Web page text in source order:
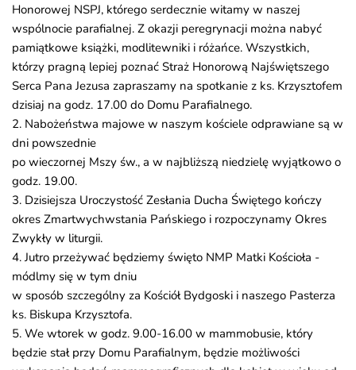
Honorowej NSPJ, którego serdecznie witamy w naszej
wspólnocie parafialnej. Z okazji peregrynacji można nabyć
pamiątkowe książki, modlitewniki i różańce. Wszystkich,
którzy pragną lepiej poznać Straż Honorową Najświętszego
Serca Pana Jezusa zapraszamy na spotkanie z ks. Krzysztofem
dzisiaj na godz. 17.00 do Domu Parafialnego.
2. Nabożeństwa majowe w naszym kościele odprawiane są w
dni powszednie
po wieczornej Mszy św., a w najbliższą niedzielę wyjątkowo o
godz. 19.00.
3. Dzisiejsza Uroczystość Zesłania Ducha Świętego kończy
okres Zmartwychwstania Pańskiego i rozpoczynamy Okres
Zwykły w liturgii.
4. Jutro przeżywać będziemy święto NMP Matki Kościoła -
módlmy się w tym dniu
w sposób szczególny za Kościół Bydgoski i naszego Pasterza
ks. Biskupa Krzysztofa.
5. We wtorek w godz. 9.00-16.00 w mammobusie, który
będzie stał przy Domu Parafialnym, będzie możliwości